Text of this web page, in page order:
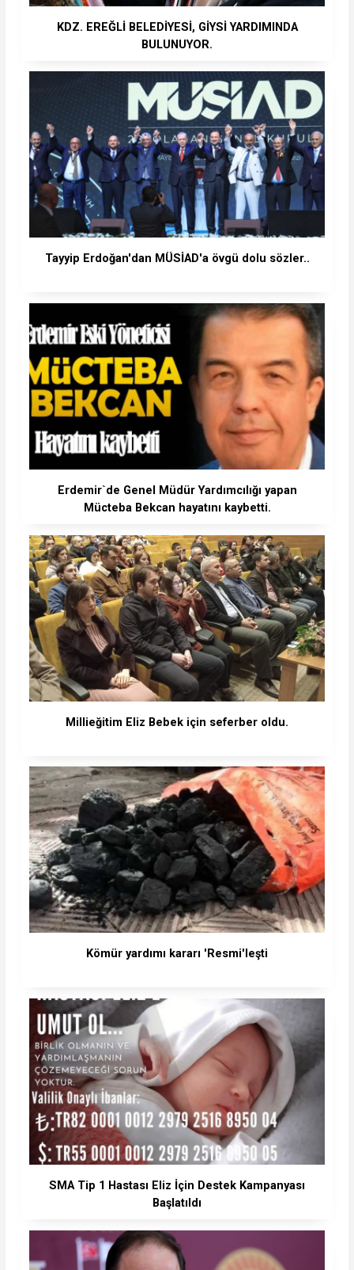
KDZ. EREĞLİ BELEDİYESİ, GİYSİ YARDIMINDA
BULUNUYOR.
Tayyip Erdoğan'dan MÜSİAD'a övgü dolu sözler..
Erdemir`de Genel Müdür Yardımcılığı yapan
Mücteba Bekcan hayatını kaybetti.
Millieğitim Eliz Bebek için seferber oldu.
Kömür yardımı kararı 'Resmi'leşti
SMA Tip 1 Hastası Eliz İçin Destek Kampanyası
Başlatıldı